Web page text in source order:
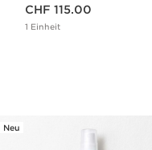
CHF 115.00
1 Einheit
Neu